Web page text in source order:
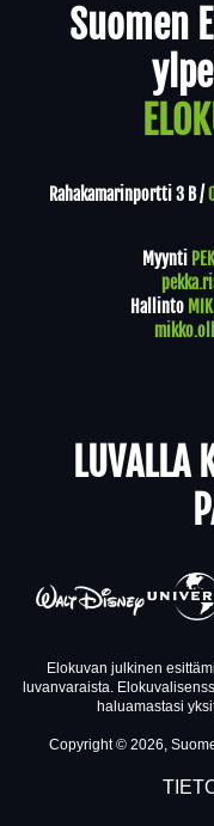
Suomen
Rahakamarinportti 3 B /
Myynti
Hallinto
LUVALLA
Elokuvan julkinen
luvanvaraista.
haluamastasi
Copyright © 2026,